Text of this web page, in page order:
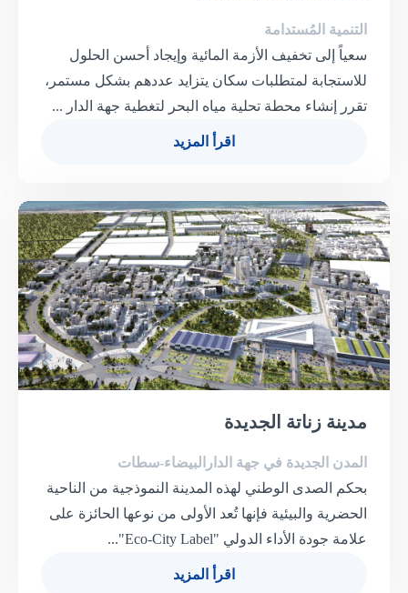
التنمية المُستدامة
سعياً إلى تخفيف الأزمة المائية وإيجاد أحسن الحلول
للاستجابة لمتطلبات سكان يتزايد عددهم بشكل مستمر،
تقرر إنشاء محطة تحلية مياه البحر لتغطية جهة الدار ...
اقرأ المزيد
مدينة زناتة الجديدة
المدن الجديدة في جهة الدارالبيضاء-سطات
بحكم الصدى الوطني لهذه المدينة النموذجية من الناحية
الحضرية والبيئية فإنها تُعد الأولى من نوعها الحائزة على
علامة جودة الأداء الدولي "Eco-City Label"...
اقرأ المزيد